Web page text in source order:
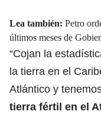
Lea también: Petro
últimos meses de
“Cojan la
la tierra en el
Atlántico y
tierra fértil en el